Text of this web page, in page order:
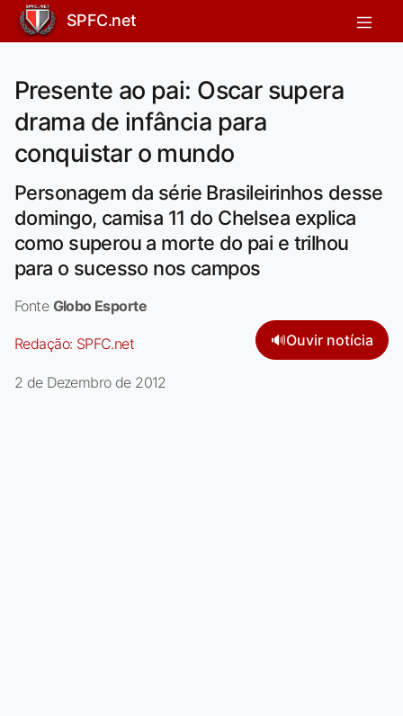
SPFC.net
Presente ao pai: Oscar supera
drama de infância para
conquistar o mundo
Personagem da série Brasileirinhos desse
domingo, camisa 11 do Chelsea explica
como superou a morte do pai e trilhou
para o sucesso nos campos
Fonte Globo Esporte
Redação: SPFC.net 🔊Ouvir notícia
2 de Dezembro de 2012